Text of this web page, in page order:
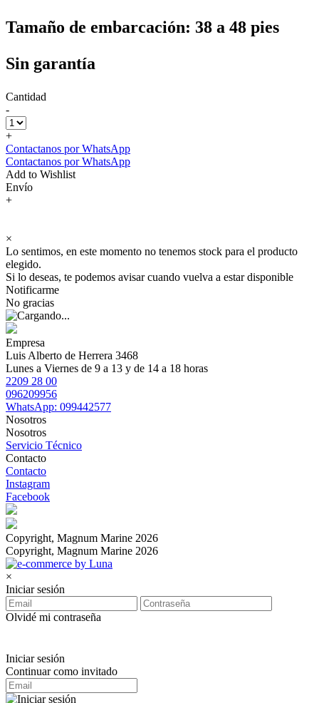
Tamaño de embarcación: 38 a 48 pies
Sin garantía
Cantidad
-
+
Contactanos por WhatsApp
Contactanos por WhatsApp
Add to Wishlist
Envío
+
×
Lo sentimos, en este momento no tenemos stock para el producto
elegido.
Si lo deseas, te podemos avisar cuando vuelva a estar disponible
Notificarme
No gracias
Empresa
Luis Alberto de Herrera 3468
Lunes a Viernes de 9 a 13 y de 14 a 18 horas
2209 28 00
096209956
WhatsApp: 099442577
Nosotros
Nosotros
Servicio Técnico
Contacto
Contacto
Instagram
Facebook
Copyright, Magnum Marine 2026
Copyright, Magnum Marine 2026
×
Iniciar sesión
Olvidé mi contraseña
Iniciar sesión
Continuar como invitado